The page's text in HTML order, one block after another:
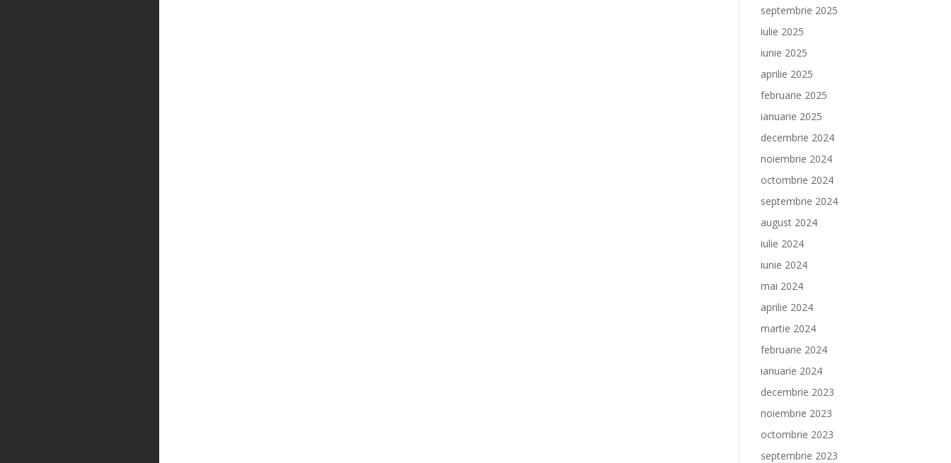
septembrie 2025
iulie 2025
iunie 2025
aprilie 2025
februarie 2025
ianuarie 2025
decembrie 2024
noiembrie 2024
octombrie 2024
septembrie 2024
august 2024
iulie 2024
iunie 2024
mai 2024
aprilie 2024
martie 2024
februarie 2024
ianuarie 2024
decembrie 2023
noiembrie 2023
octombrie 2023
septembrie 2023